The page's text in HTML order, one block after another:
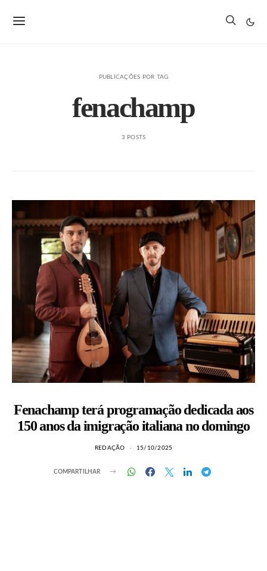
PUBLICAÇÕES POR TAG
fenachamp
3 POSTS
Fenachamp terá programação dedicada aos
150 anos da imigração italiana no domingo
REDAÇÃO 15/10/2025
COMPARTILHAR